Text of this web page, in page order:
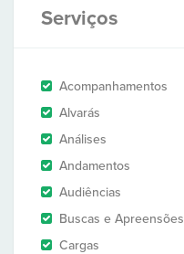
Serviços
Acompanhamentos
Alvarás
Análises
Andamentos
Audiências
Buscas e Apreensões
Cargas